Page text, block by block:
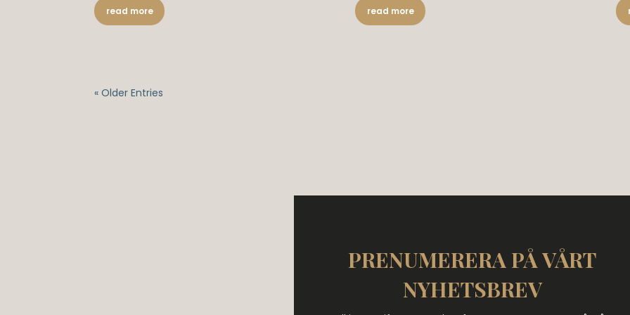
read more read more
« Older Entries
PRENUMERERA PÅ VÅRT
NYHETSBREV